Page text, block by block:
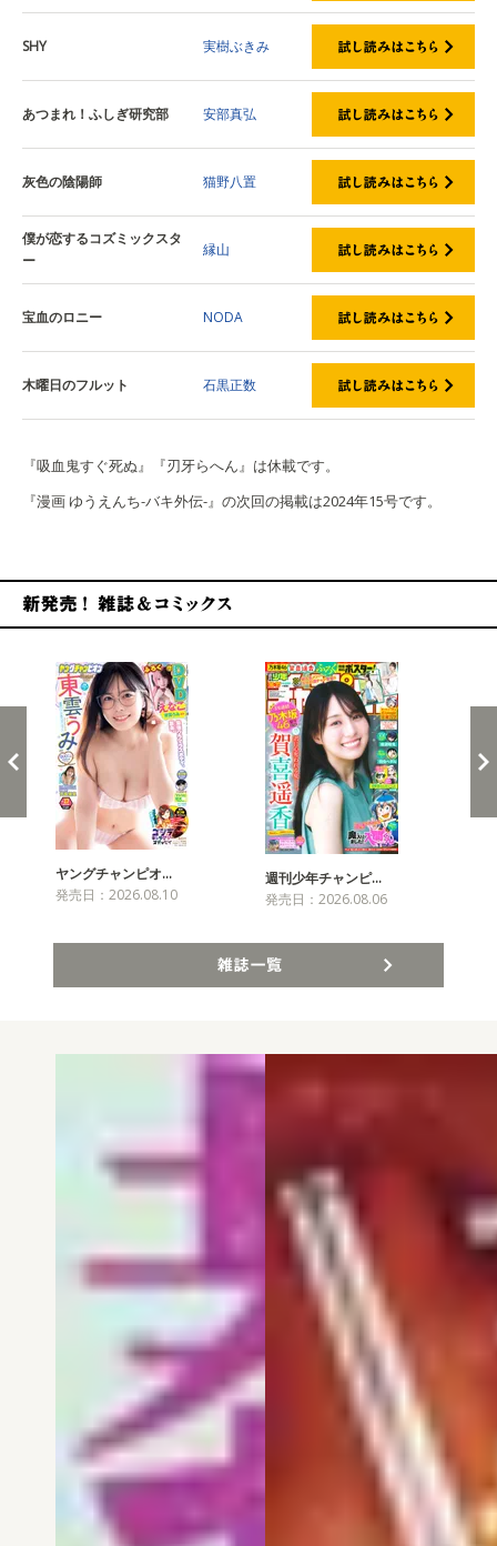
SHY 実樹ぶきみ
あつまれ！ふしぎ研究部 安部真弘
灰色の陰陽師 猫野八置
僕が恋するコズミックスタ
ー
縁山
宝血のロニー NODA
木曜日のフルット 石黒正数
『吸血鬼すぐ死ぬ』『刃牙らへん』は休載です。
『漫画 ゆうえんち-バキ外伝-』の次回の掲載は2024年15号です。
ヤングチャンピオ…
発売日：2026.08.10
週刊少年チャンピ…
発売日：2026.08.06